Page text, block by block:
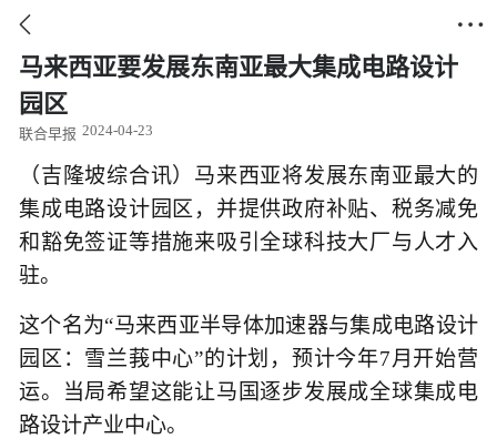
 
马来西亚要发展东南亚最大集成电路设计
园区
联合早报 2024-04-23
（吉隆坡综合讯）马来西亚将发展东南亚最大的
集成电路设计园区，并提供政府补贴、税务减免
和豁免签证等措施来吸引全球科技大厂与人才入
驻。
这个名为“马来西亚半导体加速器与集成电路设计
园区：雪兰莪中心”的计划，预计今年7月开始营
运。当局希望这能让马国逐步发展成全球集成电
路设计产业中心。